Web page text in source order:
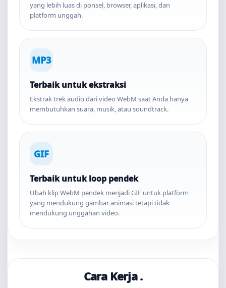
yang lebih luas di ponsel, browser, aplikasi, dan
platform unggah.
MP3
Terbaik untuk ekstraksi
Ekstrak trek audio dari video WebM saat Anda hanya
membutuhkan suara, musik, atau soundtrack.
GIF
Terbaik untuk loop pendek
Ubah klip WebM pendek menjadi GIF untuk platform
yang mendukung gambar animasi tetapi tidak
mendukung unggahan video.
Cara Kerja .